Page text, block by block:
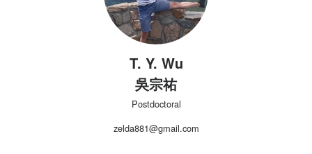
T. Y. Wu
吳宗祐
Postdoctoral
zelda881@gmail.com